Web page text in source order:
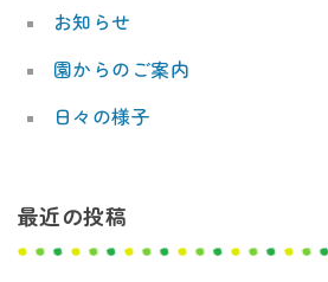
お知らせ
園からのご案内
日々の様子
最近の投稿